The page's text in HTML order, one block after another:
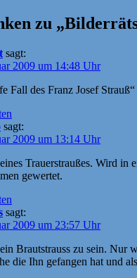
zu
sagt:
2009 um 14:48 Uhr
Fall des Franz Josef
sagt:
2009 um 13:14 Uhr
Trauerstraußes. Wird in
gewertet.
sagt:
2009 um 23:57 Uhr
Brautstrauss zu sein. Nur
die Ihn gefangen hat und